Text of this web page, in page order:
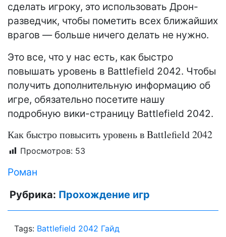
сделать игроку, это использовать Дрон-
разведчик, чтобы пометить всех ближайших
врагов — больше ничего делать не нужно.
Это все, что у нас есть, как быстро
повышать уровень в Battlefield 2042. Чтобы
получить дополнительную информацию об
игре, обязательно посетите нашу
подробную вики-страницу Battlefield 2042.
Как быстро повысить уровень в Battlefield 2042
Просмотров: 53
Роман
Рубрика: Прохождение игр
Tags: Battlefield 2042 Гайд